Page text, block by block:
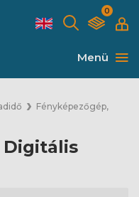
0
Menü
Fényképezőgép,
Digitális